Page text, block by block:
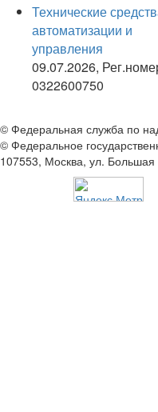
Технические
автоматизации и
управления
09.07.2026,
0322600750
© Федеральная служба по
© Федеральное
107553, Москва, ул. Большая